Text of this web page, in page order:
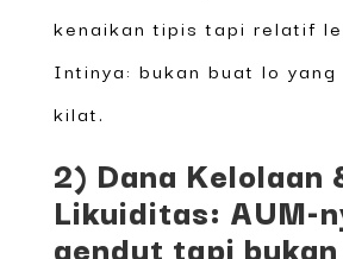
kenaikan tipis tapi relatif
Intinya: bukan buat lo yang
kilat.
2) Dana Kelolaan
Likuiditas: AUM-
gendut tapi